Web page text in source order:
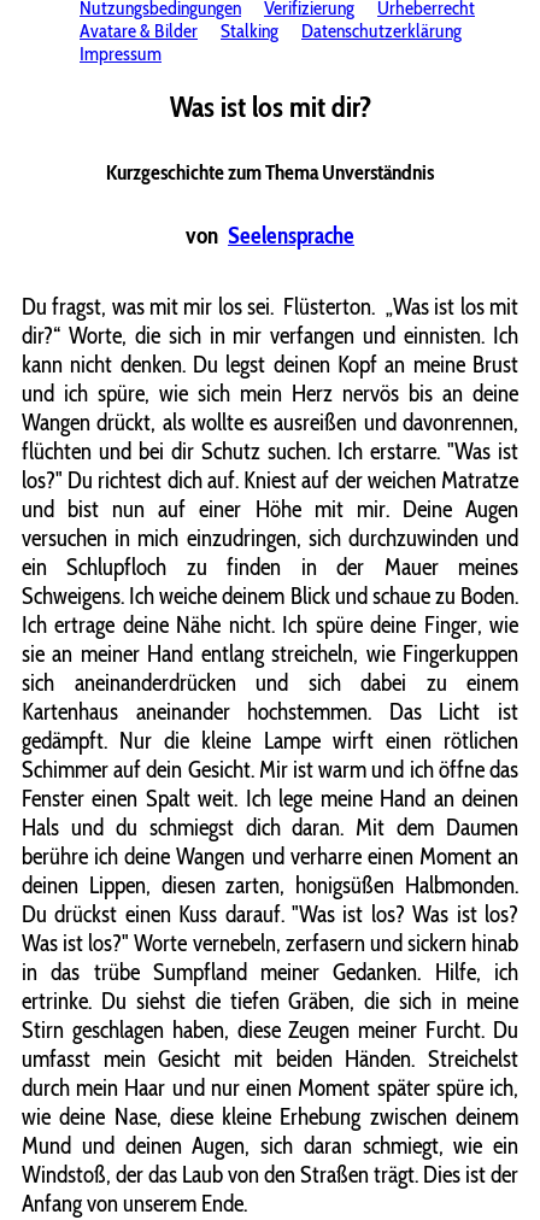
Nutzungsbedingungen
Verifizierung
Urheberrecht
Avatare & Bilder
Stalking
Datenschutzerklärung
Impressum
Was ist los mit dir?
Kurzgeschichte zum Thema Unverständnis
von Seelensprache
Du fragst, was mit mir los sei. Flüsterton. „Was ist los mit
dir?“ Worte, die sich in mir verfangen und einnisten. Ich
kann nicht denken. Du legst deinen Kopf an meine Brust
und ich spüre, wie sich mein Herz nervös bis an deine
Wangen drückt, als wollte es ausreißen und davonrennen,
flüchten und bei dir Schutz suchen. Ich erstarre. "Was ist
los?" Du richtest dich auf. Kniest auf der weichen Matratze
und bist nun auf einer Höhe mit mir. Deine Augen
versuchen in mich einzudringen, sich durchzuwinden und
ein Schlupfloch zu finden in der Mauer meines
Schweigens. Ich weiche deinem Blick und schaue zu Boden.
Ich ertrage deine Nähe nicht. Ich spüre deine Finger, wie
sie an meiner Hand entlang streicheln, wie Fingerkuppen
sich aneinanderdrücken und sich dabei zu einem
Kartenhaus aneinander hochstemmen. Das Licht ist
gedämpft. Nur die kleine Lampe wirft einen rötlichen
Schimmer auf dein Gesicht. Mir ist warm und ich öffne das
Fenster einen Spalt weit. Ich lege meine Hand an deinen
Hals und du schmiegst dich daran. Mit dem Daumen
berühre ich deine Wangen und verharre einen Moment an
deinen Lippen, diesen zarten, honigsüßen Halbmonden.
Du drückst einen Kuss darauf. "Was ist los? Was ist los?
Was ist los?" Worte vernebeln, zerfasern und sickern hinab
in das trübe Sumpfland meiner Gedanken. Hilfe, ich
ertrinke. Du siehst die tiefen Gräben, die sich in meine
Stirn geschlagen haben, diese Zeugen meiner Furcht. Du
umfasst mein Gesicht mit beiden Händen. Streichelst
durch mein Haar und nur einen Moment später spüre ich,
wie deine Nase, diese kleine Erhebung zwischen deinem
Mund und deinen Augen, sich daran schmiegt, wie ein
Windstoß, der das Laub von den Straßen trägt. Dies ist der
Anfang von unserem Ende.